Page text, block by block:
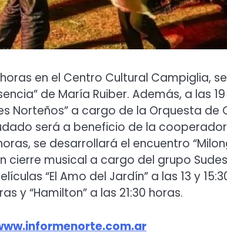
en el Centro Cultural Campiglia,
de María Ruiber. Además, a las
Norteños” a cargo de la Orquesta de
será a beneficio de la
se desarrollará el encuentro
cierre musical a cargo del grupo
“El Amo del Jardín” a las 13 y
y “Hamilton” a las 21:30 horas.